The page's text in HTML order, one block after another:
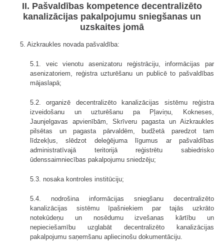
II. Pašvaldības kompetence decentralizēto
kanalizācijas pakalpojumu sniegšanas un
uzskaites jomā
5. Aizkraukles novada pašvaldība:
5.1. veic vienotu asenizatoru reģistrāciju, informācijas par
asenizatoriem, reģistra uzturēšanu un publicē to pašvaldības
mājaslapā;
5.2. organizē decentralizēto kanalizācijas sistēmu reģistra
izveidošanu un uzturēšanu pa Pļaviņu, Kokneses,
Jaunjelgavas apvienībām, Skrīveru pagasta un Aizkraukles
pilsētas un pagasta pārvaldēm, budžetā paredzot tam
līdzekļus, slēdzot deleģējuma līgumus ar pašvaldības
administratīvajā teritorijā reģistrētu sabiedrisko
ūdenssaimniecības pakalpojumu sniedzēju;
5.3. nosaka kontroles institūciju;
5.4. nodrošina informācijas sniegšanu decentralizēto
kanalizācijas sistēmu īpašniekiem par tajās uzkrāto
notekūdeņu un nosēdumu izvešanas kārtību un
nepieciešamību uzglabāt decentralizēto kanalizācijas
pakalpojumu saņemšanu apliecinošu dokumentāciju.